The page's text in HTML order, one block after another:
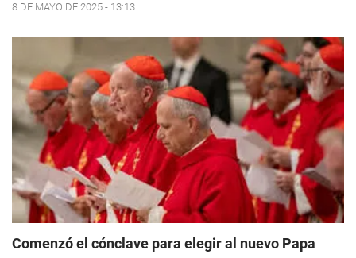
8 DE MAYO DE 2025 - 13:13
Comenzó el cónclave para elegir al nuevo Papa